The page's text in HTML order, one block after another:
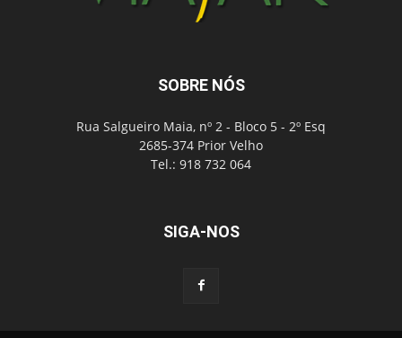
SOBRE NÓS
Rua Salgueiro Maia, nº 2 - Bloco 5 - 2º Esq
2685-374 Prior Velho
Tel.: 918 732 064
SIGA-NOS